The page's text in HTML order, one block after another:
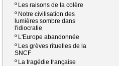
º Les raisons de la colère
º Notre civilisation des
lumières sombre dans
l'idiocratie
º L'Europe abandonnée
º Les grèves rituelles de la
SNCF
º La tragédie française